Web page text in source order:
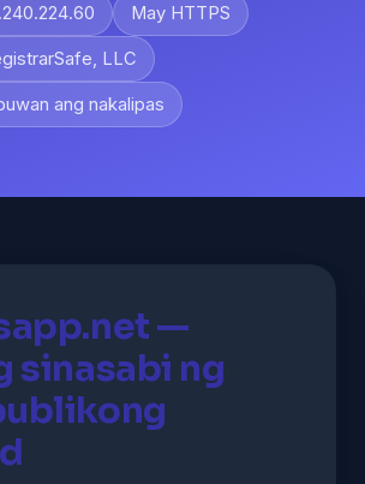
May HTTPS
LLC
ang nakalipas
—
sinasabi ng